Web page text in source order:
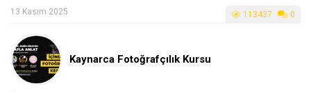
13 Kasım 2025 113437 0
Kaynarca Fotoğrafçılık Kursu